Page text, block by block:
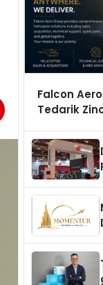
Falcon
Tedarik